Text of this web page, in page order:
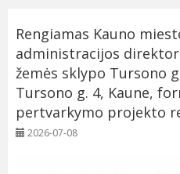
Rengiamas Kauno
administracijos
žemės sklypo Tursono
Tursono g. 4, Kaune,
pertvarkymo projekto
2026-07-08